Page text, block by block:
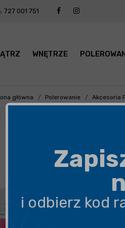
727 001 751
WNĘTRZE
główna Polerowanie Akcesoria
i odbierz kod